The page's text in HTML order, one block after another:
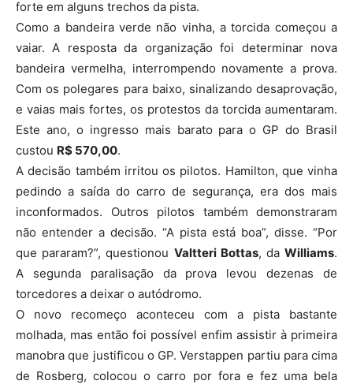
forte em alguns trechos da pista.
Como a bandeira verde não vinha, a torcida começou a
vaiar. A resposta da organização foi determinar nova
bandeira vermelha, interrompendo novamente a prova.
Com os polegares para baixo, sinalizando desaprovação,
e vaias mais fortes, os protestos da torcida aumentaram.
Este ano, o ingresso mais barato para o GP do Brasil
custou R$ 570,00.
A decisão também irritou os pilotos. Hamilton, que vinha
pedindo a saída do carro de segurança, era dos mais
inconformados. Outros pilotos também demonstraram
não entender a decisão. “A pista está boa”, disse. “Por
que pararam?”, questionou Valtteri Bottas, daWilliams.
A segunda paralisação da prova levou dezenas de
torcedores a deixar o autódromo.
O novo recomeço aconteceu com a pista bastante
molhada, mas então foi possível enfim assistir à primeira
manobra que justificou o GP. Verstappen partiu para cima
de Rosberg, colocou o carro por fora e fez uma bela